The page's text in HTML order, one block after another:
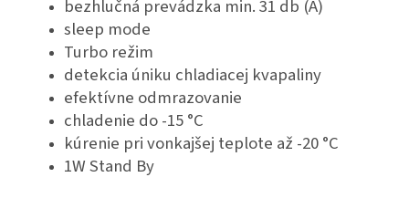
bezhlučná prevádzka min. 31 db (A)
sleep mode
Turbo režim
detekcia úniku chladiacej kvapaliny
efektívne odmrazovanie
chladenie do -15 °C
kúrenie pri vonkajšej teplote až -20 °C
1W Stand By